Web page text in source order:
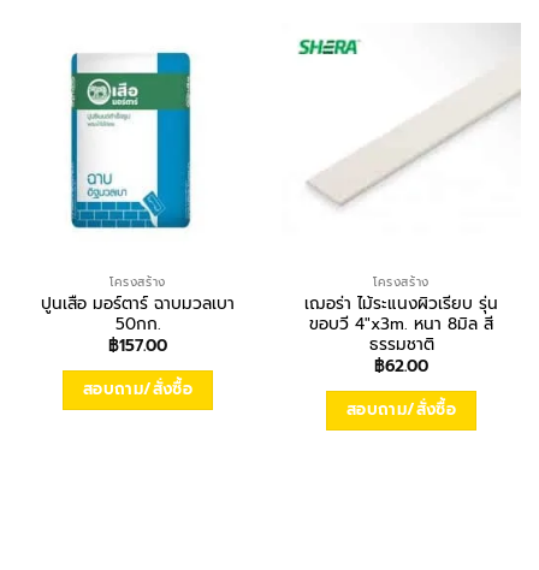
โครงสร้าง
ปูนเสือ มอร์ตาร์ ฉาบมวลเบา
50กก.
฿157.00
สอบถาม/สั่งซื้อ
โครงสร้าง
เฌอร่า ไม้ระแนงผิวเรียบ รุ่น
ขอบวี 4″x3m. หนา 8มิล สี
ธรรมชาติ
฿62.00
สอบถาม/สั่งซื้อ